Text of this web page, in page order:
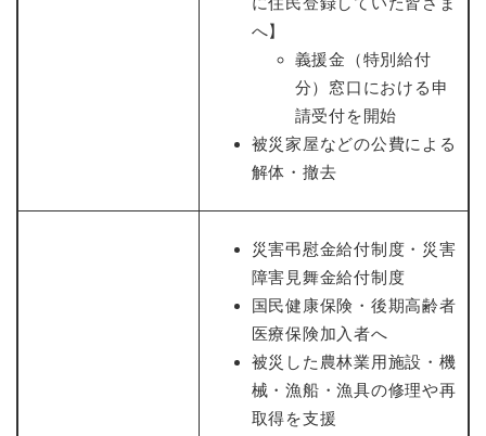
へ】
義援金（特別給付
分）窓口における申
請受付を開始
被災家屋などの公費による
解体・撤去
災害弔慰金給付制度・災害
障害見舞金給付制度
国民健康保険・後期高齢者
医療保険加入者へ
被災した農林業用施設・機
械・漁船・漁具の修理や再
取得を支援